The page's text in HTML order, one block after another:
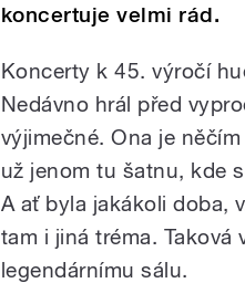
koncertuje velmi rád.
Koncerty k 45. výročí
Nedávno hrál před
výjimečné. Ona je
už jenom tu šatnu, kde
A ať byla jakákoli doba,
tam i jiná tréma. Taková
legendárnímu sálu.